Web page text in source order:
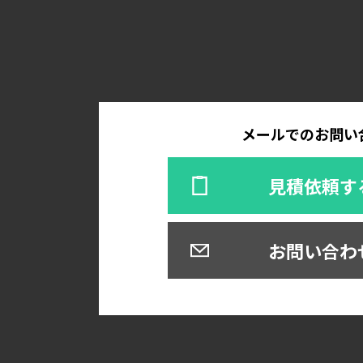
メールでのお問い
見積依頼す
お問い合わ